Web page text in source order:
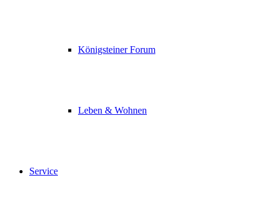
Königsteiner Forum
Leben & Wohnen
Service